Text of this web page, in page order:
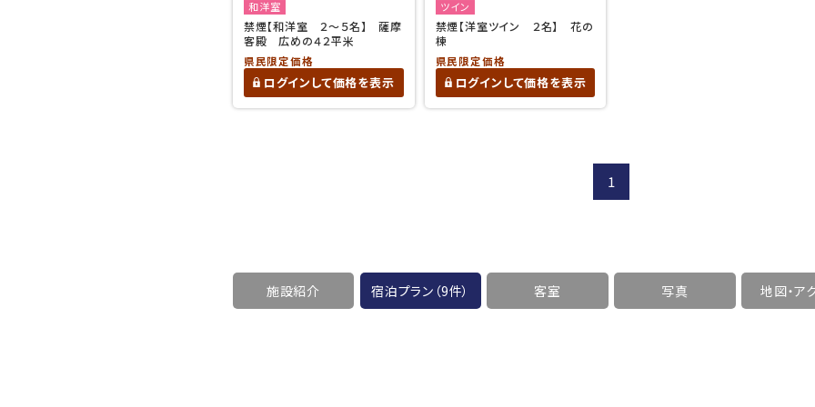
和洋室
禁煙【和洋室 ２～５名】 薩摩
客殿 広めの４２平米
県民限定価格
ログインして価格を表示
ツイン
禁煙【洋室ツイン ２名】 花の
棟
県民限定価格
ログインして価格を表示
1
施設紹介 宿泊プラン（9件） 客室 写真 地図・ア